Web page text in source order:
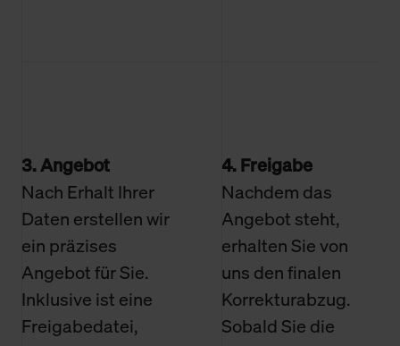
3. Angebot
Nach Erhalt Ihrer
Daten erstellen wir
ein präzises
Angebot für Sie.
Inklusive ist eine
Freigabedatei,
4. Freigabe
Nachdem das
Angebot steht,
erhalten Sie von
uns den finalen
Korrekturabzug.
Sobald Sie die